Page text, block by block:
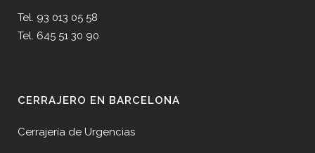
Tel. 93 013 05 58
Tel. 645 51 30 90
CERRAJERO EN BARCELONA
Cerrajería de Urgencias